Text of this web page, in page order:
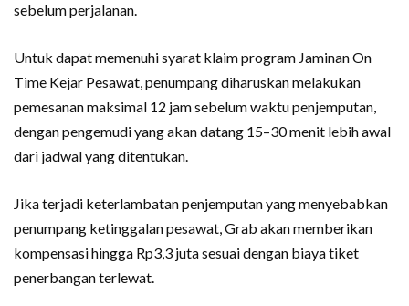
sebelum perjalanan.
Untuk dapat memenuhi syarat klaim program Jaminan On
Time Kejar Pesawat, penumpang diharuskan melakukan
pemesanan maksimal 12 jam sebelum waktu penjemputan,
dengan pengemudi yang akan datang 15–30 menit lebih awal
dari jadwal yang ditentukan.
Jika terjadi keterlambatan penjemputan yang menyebabkan
penumpang ketinggalan pesawat, Grab akan memberikan
kompensasi hingga Rp3,3 juta sesuai dengan biaya tiket
penerbangan terlewat.